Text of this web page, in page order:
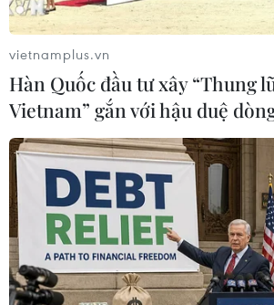
Liệu có hay không việc ECB
động hiệu quả dù bị lỗ?
27/02/2024 09:36
Trong khi ECB nói rằng ngân hàng có
hiệu quả dù bị lỗ, các tài khoản lại
hơn, từ danh tiếng cho đến sự độc
từ chính phủ.
vietnamplus.vn
Hàn Quốc đầu tư xây “Thung
Vietnam” gắn với hậu duệ